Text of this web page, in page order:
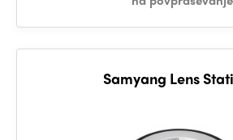
Samyang Lens